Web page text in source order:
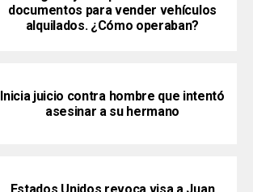
documentos para vender vehículos
alquilados. ¿Cómo operaban?
Inicia juicio contra hombre que intentó
asesinar a su hermano